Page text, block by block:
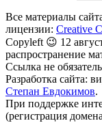
Все материалы
лицензии: Creative
Copyleft 😉 12
распространение
Ссылка не
Разработка сайта:
Степан Евдокимов.
При поддержке
(регистрация